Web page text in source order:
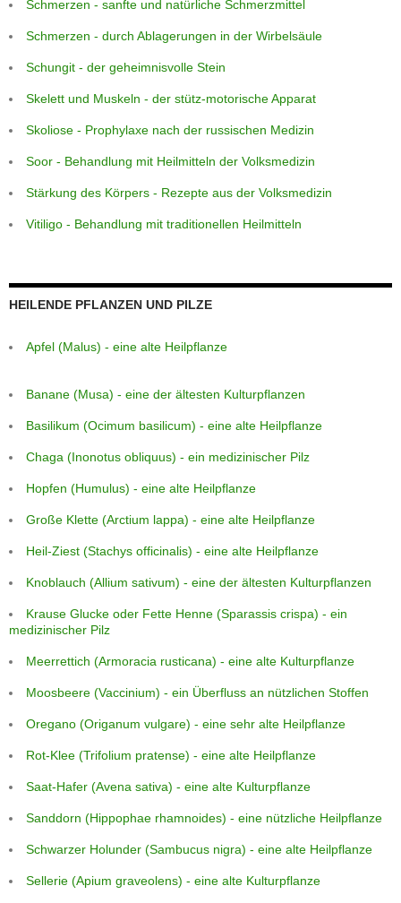
Schmerzen - sanfte und natürliche Schmerzmittel
Schmerzen - durch Ablagerungen in der Wirbelsäule
Schungit - der geheimnisvolle Stein
Skelett und Muskeln - der stütz-motorische Apparat
Skoliose - Prophylaxe nach der russischen Medizin
Soor - Behandlung mit Heilmitteln der Volksmedizin
Stärkung des Körpers - Rezepte aus der Volksmedizin
Vitiligo - Behandlung mit traditionellen Heilmitteln
HEILENDE PFLANZEN UND PILZE
Apfel (Malus) - eine alte Heilpflanze
Banane (Musa) - eine der ältesten Kulturpflanzen
Basilikum (Ocimum basilicum) - eine alte Heilpflanze
Chaga (Inonotus obliquus) - ein medizinischer Pilz
Hopfen (Humulus) - eine alte Heilpflanze
Große Klette (Arctium lappa) - eine alte Heilpflanze
Heil-Ziest (Stachys officinalis) - eine alte Heilpflanze
Knoblauch (Allium sativum) - eine der ältesten Kulturpflanzen
Krause Glucke oder Fette Henne (Sparassis crispa) - ein
medizinischer Pilz
Meerrettich (Armoracia rusticana) - eine alte Kulturpflanze
Moosbeere (Vaccinium) - ein Überfluss an nützlichen Stoffen
Oregano (Origanum vulgare) - eine sehr alte Heilpflanze
Rot-Klee (Trifolium pratense) - eine alte Heilpflanze
Saat-Hafer (Avena sativa) - eine alte Kulturpflanze
Sanddorn (Hippophae rhamnoides) - eine nützliche Heilpflanze
Schwarzer Holunder (Sambucus nigra) - eine alte Heilpflanze
Sellerie (Apium graveolens) - eine alte Kulturpflanze